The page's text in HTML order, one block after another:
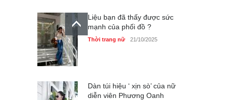
Liệu bạn đã thấy được sức
mạnh của phối đồ ?
Thời trang nữ 21/10/2025
Dàn túi hiệu ‘ xịn sò’ của nữ
diễn viên Phương Oanh